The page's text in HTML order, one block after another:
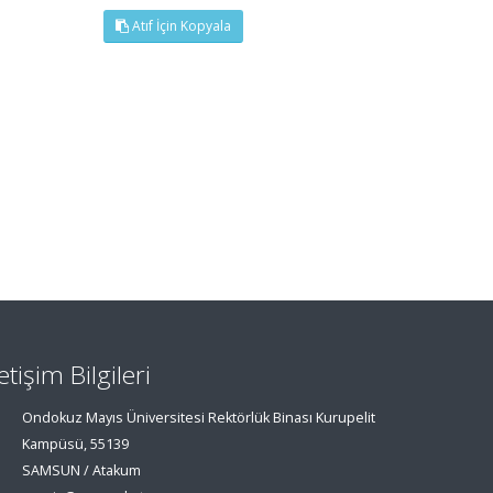
Atıf İçin Kopyala
Bilgileri
Ondokuz Mayıs Üniversitesi Rektörlük Binası Kurupelit
Kampüsü, 55139
SAMSUN / Atakum